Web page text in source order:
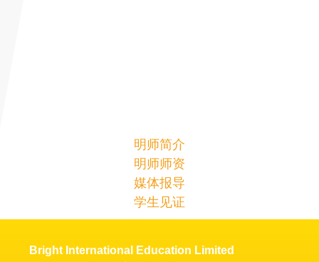
明师简介
明师师资
媒体报导
学生见证
Bright International Education Limited